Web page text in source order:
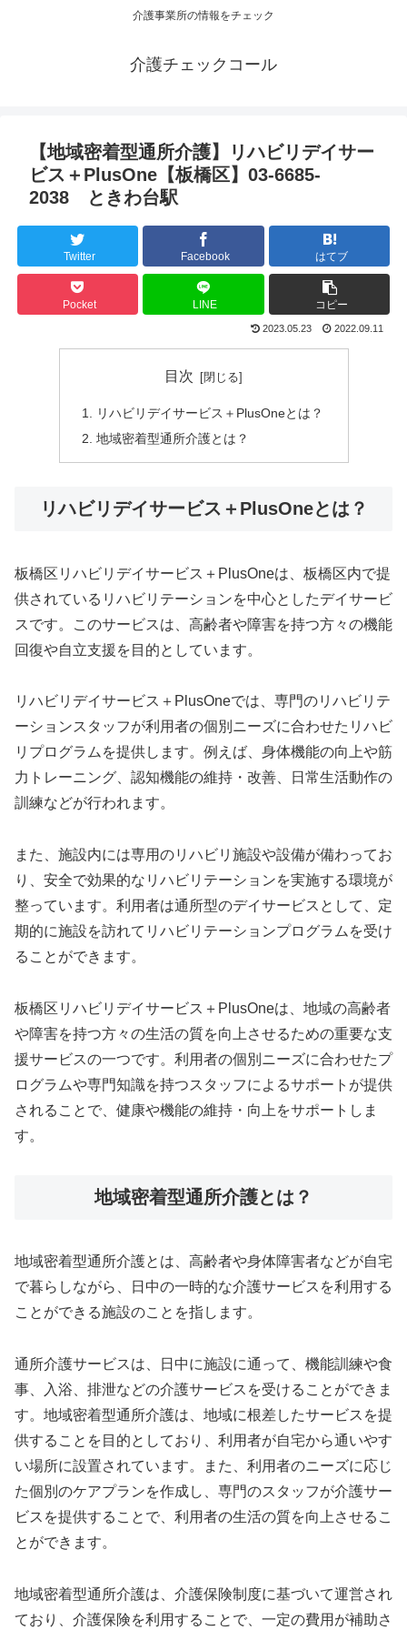
介護事業所の情報をチェック
介護チェックコール
【地域密着型通所介護】リハビリデイサー
ビス＋PlusOne【板橋区】03-6685-
2038 ときわ台駅
Twitter Facebook はてブ
Pocket LINE コピー
2023.05.23 2022.09.11
目次
リハビリデイサービス＋PlusOneとは？
地域密着型通所介護とは？
リハビリデイサービス＋PlusOneとは？
板橋区リハビリデイサービス＋PlusOneは、板橋区内で提
供されているリハビリテーションを中心としたデイサービ
スです。このサービスは、高齢者や障害を持つ方々の機能
回復や自立支援を目的としています。
リハビリデイサービス＋PlusOneでは、専門のリハビリテ
ーションスタッフが利用者の個別ニーズに合わせたリハビ
リプログラムを提供します。例えば、身体機能の向上や筋
力トレーニング、認知機能の維持・改善、日常生活動作の
訓練などが行われます。
また、施設内には専用のリハビリ施設や設備が備わってお
り、安全で効果的なリハビリテーションを実施する環境が
整っています。利用者は通所型のデイサービスとして、定
期的に施設を訪れてリハビリテーションプログラムを受け
ることができます。
板橋区リハビリデイサービス＋PlusOneは、地域の高齢者
や障害を持つ方々の生活の質を向上させるための重要な支
援サービスの一つです。利用者の個別ニーズに合わせたプ
ログラムや専門知識を持つスタッフによるサポートが提供
されることで、健康や機能の維持・向上をサポートしま
す。
地域密着型通所介護とは？
地域密着型通所介護とは、高齢者や身体障害者などが自宅
で暮らしながら、日中の一時的な介護サービスを利用する
ことができる施設のことを指します。
通所介護サービスは、日中に施設に通って、機能訓練や食
事、入浴、排泄などの介護サービスを受けることができま
す。地域密着型通所介護は、地域に根差したサービスを提
供することを目的としており、利用者が自宅から通いやす
い場所に設置されています。また、利用者のニーズに応じ
た個別のケアプランを作成し、専門のスタッフが介護サー
ビスを提供することで、利用者の生活の質を向上させるこ
とができます。
地域密着型通所介護は、介護保険制度に基づいて運営され
ており、介護保険を利用することで、一定の費用が補助さ